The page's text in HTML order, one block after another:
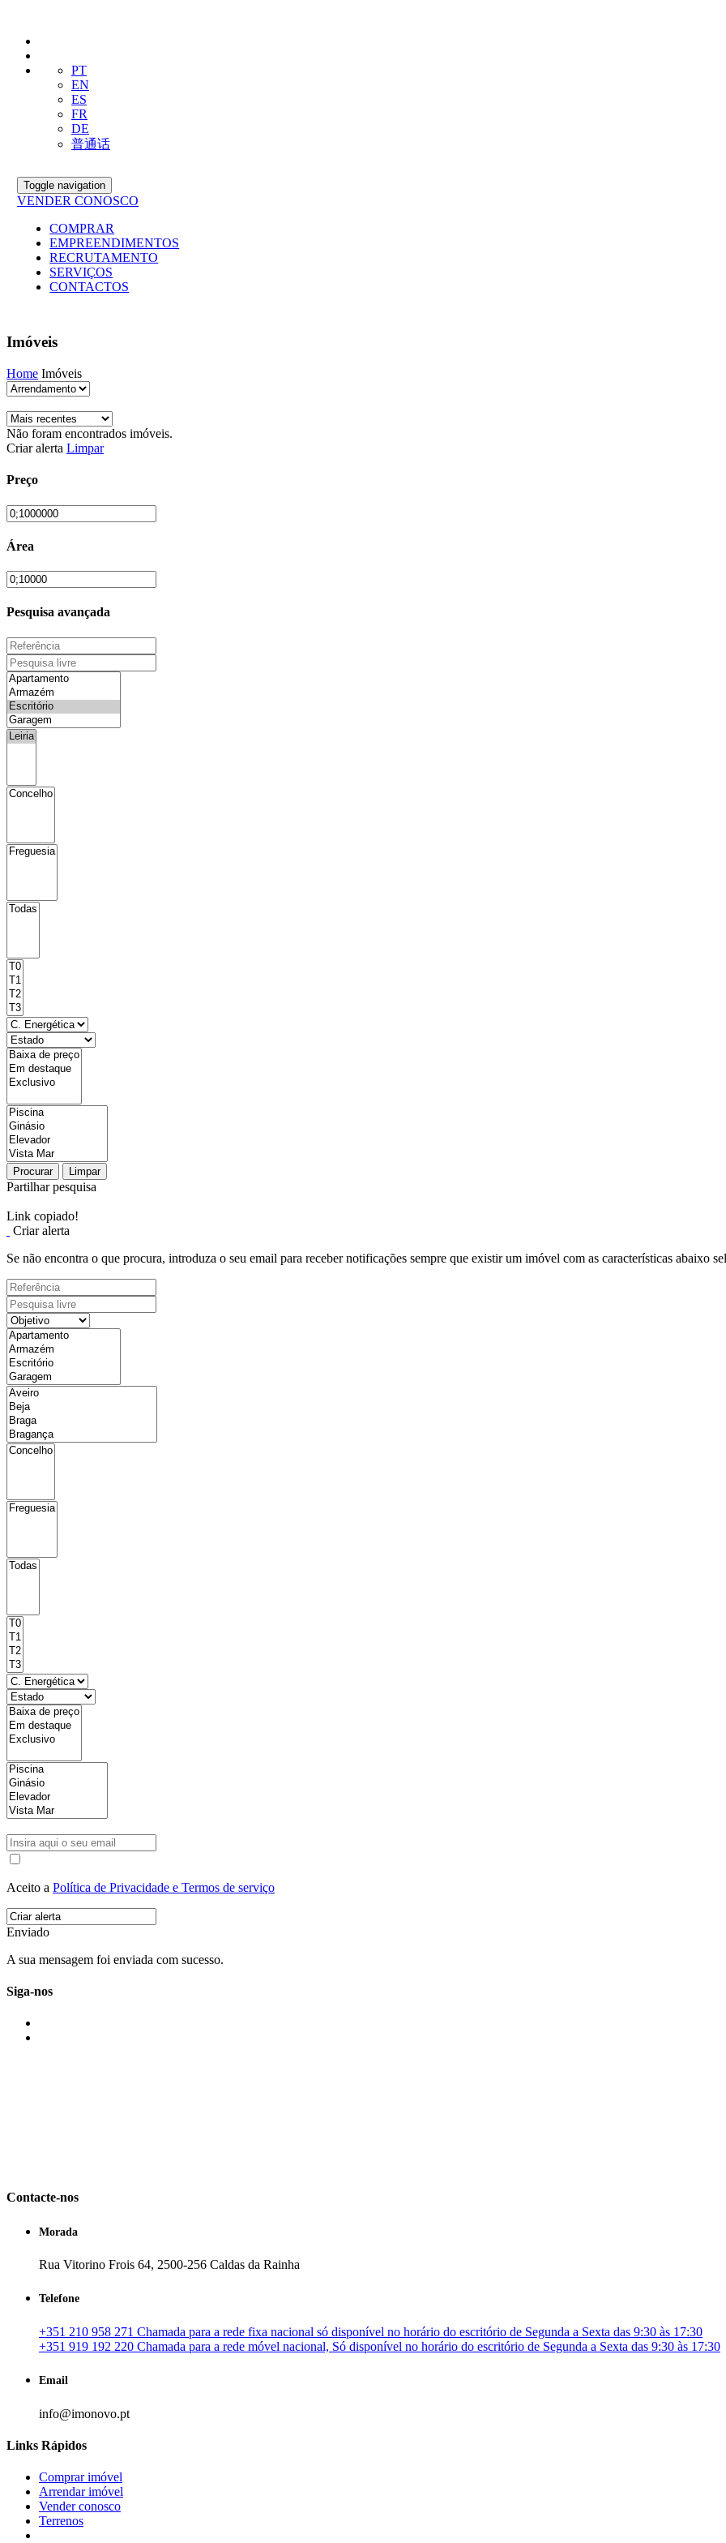
PT
EN
ES
FR
DE
普通话
Toggle navigation
VENDER CONOSCO
COMPRAR
EMPREENDIMENTOS
RECRUTAMENTO
SERVIÇOS
CONTACTOS
Imóveis
Home Imóveis
Não foram encontrados imóveis.
Criar alerta Limpar
Preço
Área
Pesquisa avançada
Procurar Limpar
Partilhar pesquisa
Link copiado!
Criar alerta
Se não encontra o que procura, introduza o seu email para receber notificações sempre que existir um imóvel com as características abaixo
Aceito a Política de Privacidade e Termos de serviço
Enviado
A sua mensagem foi enviada com sucesso.
Siga-nos
Contacte-nos
Morada
Rua Vitorino Frois 64, 2500-256 Caldas da Rainha
Telefone
+351 210 958 271 Chamada para a rede fixa nacional só disponível no horário do escritório de Segunda a Sexta das 9:30 às 17:30
+351 919 192 220 Chamada para a rede móvel nacional, Só disponível no horário do escritório de Segunda a Sexta das 9:30 às 17:30
Email
info@imonovo.pt
Links Rápidos
Comprar imóvel
Arrendar imóvel
Vender conosco
Terrenos